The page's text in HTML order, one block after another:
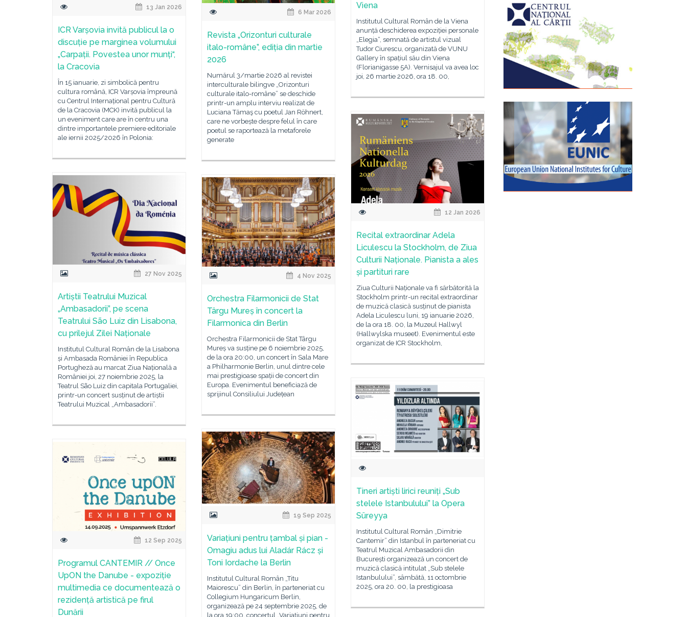
Viena
Institutul Cultural Român de la Viena
anunță deschiderea expoziției personale
„Elegia“, semnată de artistul vizual
Tudor Ciurescu, organizată de VUNU
Gallery în spațiul său din Viena
(Florianigasse 5A). Vernisajul va avea loc
joi, 26 martie 2026, ora 18. 00,
6 Mar 2026
Revista „Orizonturi culturale
italo-române”, ediția din martie
2026
Numărul 3/martie 2026 al revistei
interculturale bilingve „Orizonturi
culturale italo-române” se deschide
printr-un amplu interviu realizat de
Luciana Tămaş cu poetul Jan Röhnert,
care ne vorbește despre felul în care
poetul se raportează la metaforele
generate
13 Jan 2026
ICR Varșovia invită publicul la o
discuție pe marginea volumului
„Carpații. Povestea unor munți“,
la Cracovia
În 15 ianuarie, zi simbolică pentru
cultura română, ICR Varșovia împreună
cu Centrul Internațional pentru Cultură
de la Cracovia (MCK) invită publicul la
un eveniment care are în centru una
dintre importantele premiere editoriale
ale iernii 2025/2026 în Polonia:
12 Jan 2026
Recital extraordinar Adela
Liculescu la Stockholm, de Ziua
Culturii Naționale. Pianista a ales
și partituri rare
Ziua Culturii Naționale va fi sărbătorită la
Stockholm printr-un recital extraordinar
de muzică clasică susținut de pianista
Adela Liculescu luni, 19 ianuarie 2026,
de la ora 18. 00, la Muzeul Hallwyl
(Hallwylska museet). Evenimentul este
organizat de ICR Stockholm,
27 Nov 2025
Artiștii Teatrului Muzical
„Ambasadorii”, pe scena
Teatrului São Luiz din Lisabona,
cu prilejul Zilei Naționale
Institutul Cultural Român de la Lisabona
și Ambasada României în Republica
Portugheză au marcat Ziua Națională a
României joi, 27 noiembrie 2025, la
Teatrul São Luiz din capitala Portugaliei,
printr-un concert susținut de artiștii
Teatrului Muzical „Ambasadorii”.
4 Nov 2025
Orchestra Filarmonicii de Stat
Târgu Mureș în concert la
Filarmonica din Berlin
Orchestra Filarmonicii de Stat Târgu
Mureș va susține pe 6 noiembrie 2025,
de la ora 20:00, un concert în Sala Mare
a Philharmonie Berlin, unul dintre cele
mai prestigioase spații de concert din
Europa. Evenimentul beneficiază de
sprijinul Consiliului Județean
Tineri artiști lirici reuniți „Sub
stelele Istanbulului” la Opera
Süreyya
Institutul Cultural Român „Dimitrie
Cantemir” din Istanbul în parteneriat cu
Teatrul Muzical Ambasadorii din
București organizează un concert de
muzică clasică intitulat „Sub stelele
Istanbulului”, sâmbătă, 11 octombrie
2025, ora 20. 00, la prestigioasa
19 Sep 2025
Variațiuni pentru țambal și pian -
Omagiu adus lui Aladár Rácz și
Toni Iordache la Berlin
Institutul Cultural Român „Titu
Maiorescu” din Berlin, în parteneriat cu
Collegium Hungaricum Berlin,
organizează pe 24 septembrie 2025, de
la ora 19:00, concertul „Variațiuni pentru
12 Sep 2025
Programul CANTEMIR // Once
UpON the Danube - expoziție
multimedia ce documentează o
rezidență artistică pe firul
Dunării